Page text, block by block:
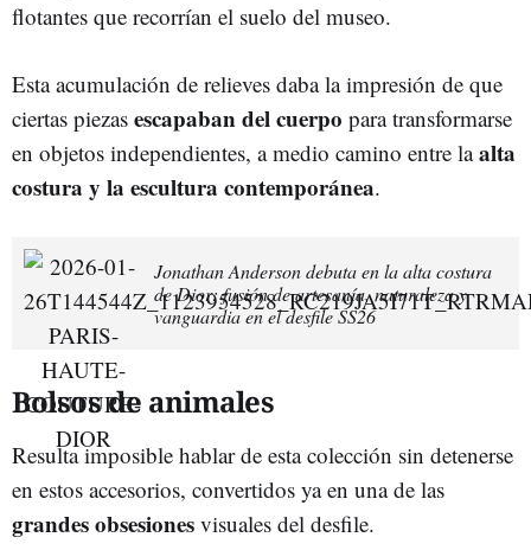
flotantes que recorrían el suelo del museo.
Esta acumulación de relieves daba la impresión de que
ciertas piezas escapaban del cuerpo para transformarse
en objetos independientes, a medio camino entre laalta
costura y la escultura contemporánea.
Jonathan Anderson debuta en la alta costura
de Dior: fusión de artesanía, naturaleza y
vanguardia en el desfile SS26
Bolsos de animales
Resulta imposible hablar de esta colección sin detenerse
en estos accesorios, convertidos ya en una de las
grandes obsesiones visuales del desfile.